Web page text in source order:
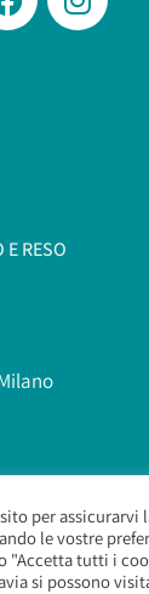
RESO
per assicurarvi
le vostre
"Accetta tutti i
si possono